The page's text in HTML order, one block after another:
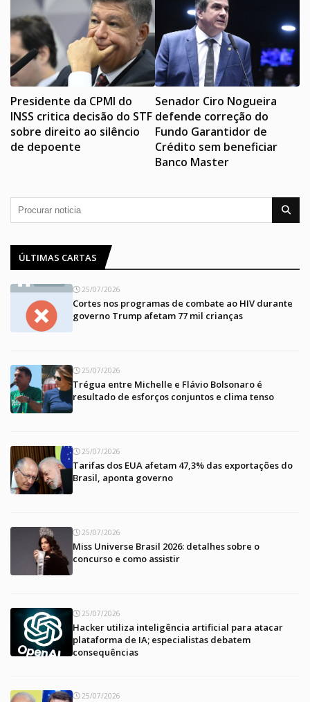
Presidente da CPMI do
INSS critica decisão do STF
sobre direito ao silêncio
de depoente
Senador Ciro Nogueira
defende correção do
Fundo Garantidor de
Crédito sem beneficiar
Banco Master
ÚLTIMAS CARTAS
25/07/2026
Cortes nos programas de combate ao HIV durante
governo Trump afetam 77 mil crianças
25/07/2026
Trégua entre Michelle e Flávio Bolsonaro é
resultado de esforços conjuntos e clima tenso
25/07/2026
Tarifas dos EUA afetam 47,3% das exportações do
Brasil, aponta governo
25/07/2026
Miss Universe Brasil 2026: detalhes sobre o
concurso e como assistir
25/07/2026
Hacker utiliza inteligência artificial para atacar
plataforma de IA; especialistas debatem
consequências
25/07/2026